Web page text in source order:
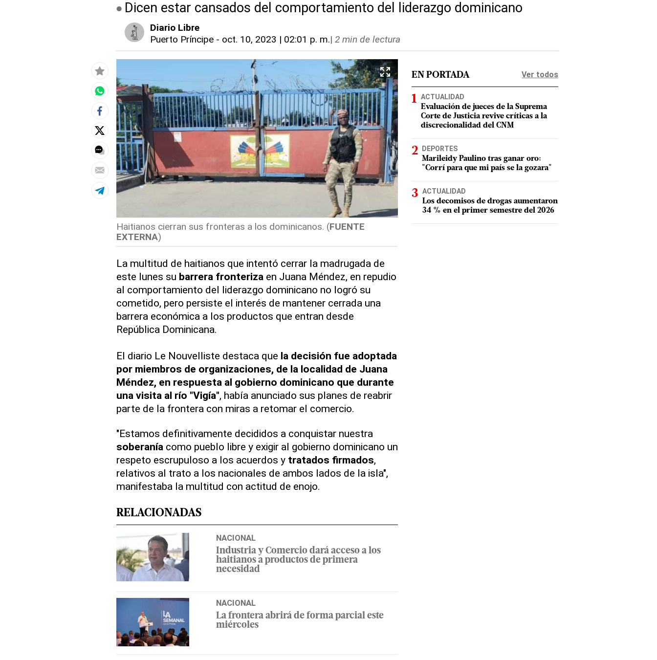
Dicen estar cansados del comportamiento del liderazgo dominicano
Diario Libre
Puerto Príncipe - oct. 10, 2023 | 02:01 p. m.| 2 min de lectura
Haitianos cierran sus fronteras a los dominicanos. (FUENTE
EXTERNA)
La multitud de haitianos que intentó cerrar la madrugada de
este lunes su barrera fronteriza en Juana Méndez, en repudio
al comportamiento del liderazgo dominicano no logró su
cometido, pero persiste el interés de mantener cerrada una
barrera económica a los productos que entran desde
República Dominicana.
El diario Le Nouvelliste destaca que la decisión fue adoptada
por miembros de organizaciones, de la localidad de Juana
Méndez, en respuesta al gobierno dominicano que durante
una visita al río "Vigía", había anunciado sus planes de reabrir
parte de la frontera con miras a retomar el comercio.
"Estamos definitivamente decididos a conquistar nuestra
soberanía como pueblo libre y exigir al gobierno dominicano un
respeto escrupuloso a los acuerdos y tratados firmados,
relativos al trato a los nacionales de ambos lados de la isla",
manifestaba la multitud con actitud de enojo.
RELACIONADAS
NACIONAL
Industria y Comercio dará acceso a los
haitianos a productos de primera
necesidad
NACIONAL
La frontera abrirá de forma parcial este
miércoles
EN PORTADA Ver todos
ACTUALIDAD
Evaluación de jueces de la Suprema
Corte de Justicia revive críticas a la
discrecionalidad del CNM
DEPORTES
Marileidy Paulino tras ganar oro:
"Corrí para que mi país se la gozara"
ACTUALIDAD
Los decomisos de drogas aumentaron
34 % en el primer semestre del 2026